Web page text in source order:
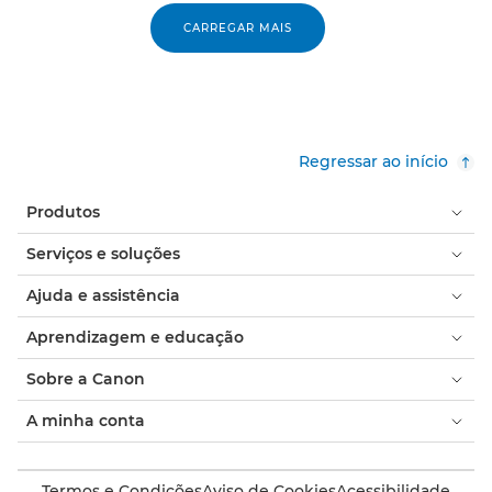
CARREGAR MAIS
Regressar ao início
Produtos
Serviços e soluções
Ajuda e assistência
Aprendizagem e educação
Sobre a Canon
A minha conta